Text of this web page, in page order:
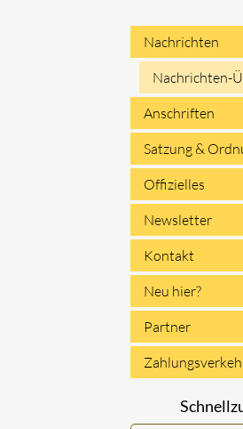
Navigation
überspringen
Nachrichten
Nachrichten-
Anschriften
Satzung &
Offizielles
Newsletter
Kontakt
Neu hier?
Partner